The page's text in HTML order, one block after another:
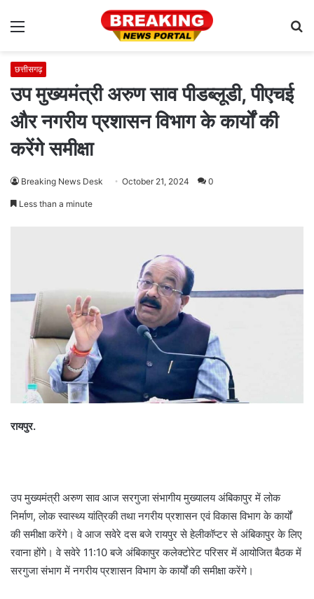
Menu
छत्तीसगढ़
उप मुख्यमंत्री अरुण साव पीडब्लूडी, पीएचई
और नगरीय प्रशासन विभाग के कार्यों की
करेंगे समीक्षा
Breaking News Desk October 21, 2024 0
Less than a minute
रायपुर.
उप मुख्यमंत्री अरुण साव आज सरगुजा संभागीय मुख्यालय अंबिकापुर में लोक
निर्माण, लोक स्वास्थ्य यांत्रिकी तथा नगरीय प्रशासन एवं विकास विभाग के कार्यों
की समीक्षा करेंगे। वे आज सवेरे दस बजे रायपुर से हेलीकॉप्टर से अंबिकापुर के लिए
रवाना होंगे। वे सवेरे 11:10 बजे अंबिकापुर कलेक्टोरेट परिसर में आयोजित बैठक में
सरगुजा संभाग में नगरीय प्रशासन विभाग के कार्यों की समीक्षा करेंगे।